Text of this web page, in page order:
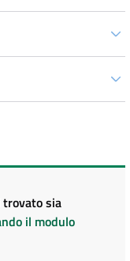
trovato sia
il modulo